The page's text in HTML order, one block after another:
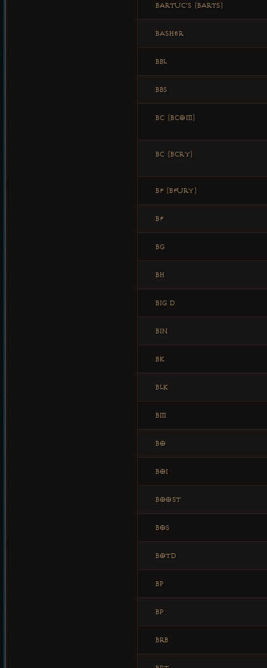
BARTUC'S (BARTS)
BASHER
BBL
BBS
BC (BCOM)
BC (BCRY)
BF (BFURY)
BF
BG
BH
BIG D
BIN
BK
BLK
BM
BO
BOI
BOOST
BOS
BOTD
BP
BP
BRB